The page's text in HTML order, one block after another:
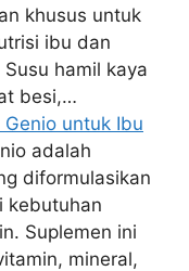
khusus untuk
ibu dan
hamil kaya
besi,…
untuk Ibu
adalah
diformulasikan
kebutuhan
Suplemen ini
mineral,